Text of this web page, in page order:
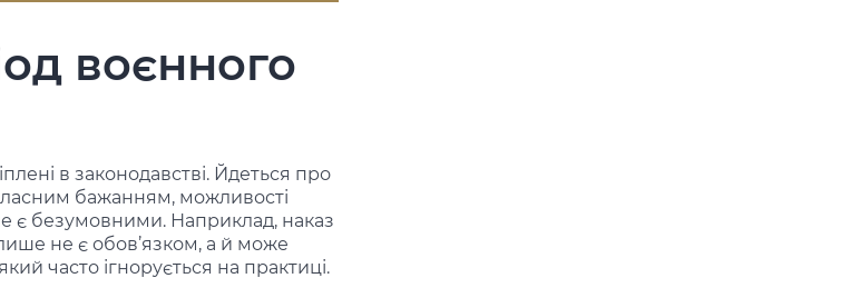
воєнного
в законодавстві. Йдеться про
бажанням, можливості
є безумовними. Наприклад, наказ
не є обов’язком, а й може
часто ігнорується на практиці.